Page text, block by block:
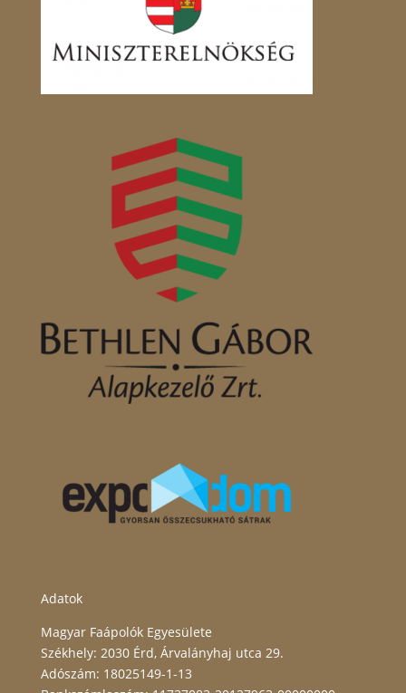
Adatok
Magyar Faápolók Egyesülete
Székhely: 2030 Érd, Árvalányhaj utca 29.
Adószám: 18025149-1-13